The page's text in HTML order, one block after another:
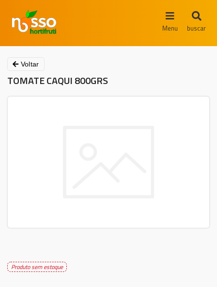
Menu buscar
Voltar
TOMATE CAQUI 800GRS
Produto sem estoque